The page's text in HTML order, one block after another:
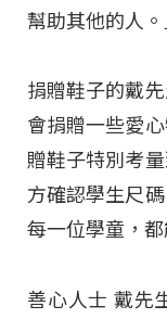
幫助其他的人。
捐贈鞋子的戴
會捐贈一些愛
贈鞋子特別考
方確認學生尺
每一位學童，
善心人士 戴先